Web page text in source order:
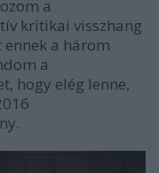
a
kritikai visszhang
a három
a
hogy elég lenne,